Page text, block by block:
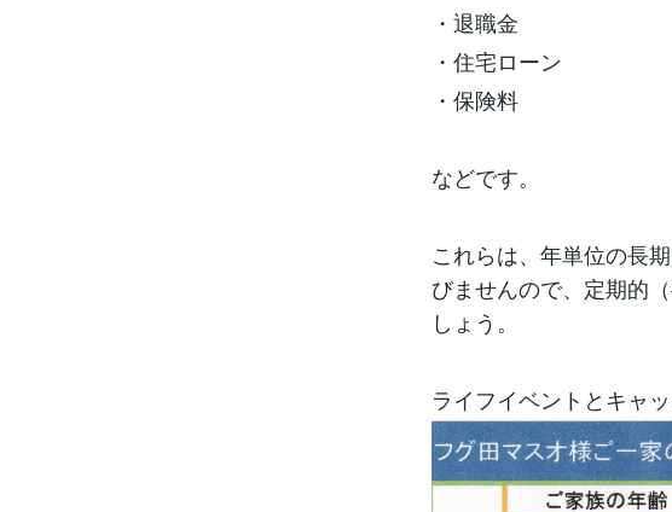
・退職金
・住宅ローン
・保険料
などです。
これらは、年単位の長
びませんので、定期的
しょう。
ライフイベントとキャ